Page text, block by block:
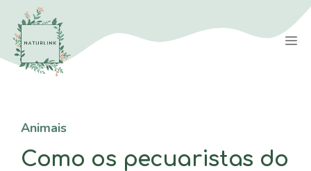
Saltar
para
conteúdo
Animais
Como os pecuaristas do